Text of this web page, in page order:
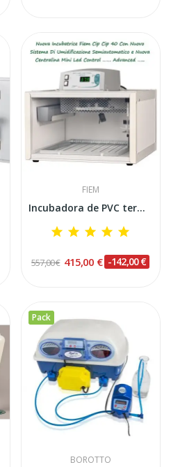
FIEM
Incubadora de PVC termoaislante avanzada FIEM...
557,00 € 415,00 € -142,00 €
Pack
BOROTTO